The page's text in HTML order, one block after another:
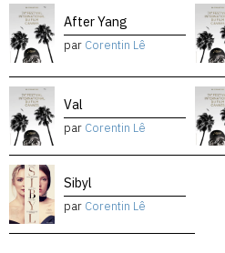
After Yang
par Corentin Lê
Val
par Corentin Lê
Sibyl
par Corentin Lê